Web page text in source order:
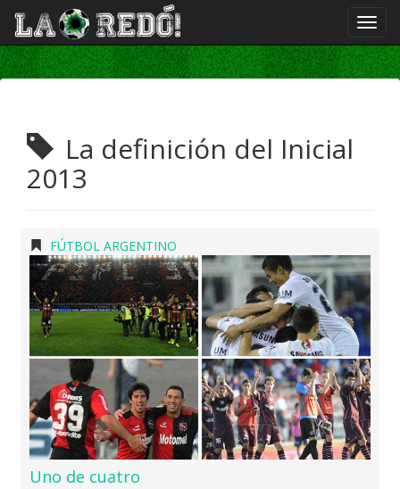
La definición del Inicial
2013
FÚTBOL ARGENTINO
Uno de cuatro